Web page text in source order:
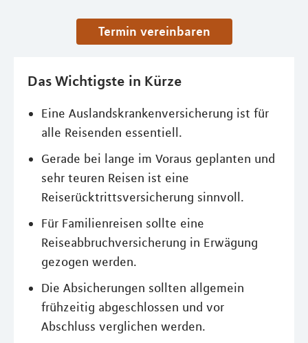
Termin vereinbaren
Das Wichtigste in Kürze
Eine Auslandskrankenversicherung ist für
alle Reisenden essentiell.
Gerade bei lange im Voraus geplanten und
sehr teuren Reisen ist eine
Reiserücktrittsversicherung sinnvoll.
Für Familienreisen sollte eine
Reiseabbruchversicherung in Erwägung
gezogen werden.
Die Absicherungen sollten allgemein
frühzeitig abgeschlossen und vor
Abschluss verglichen werden.